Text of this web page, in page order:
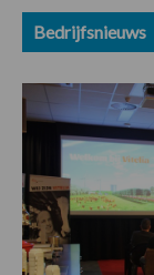
Bedrijfsnieuws